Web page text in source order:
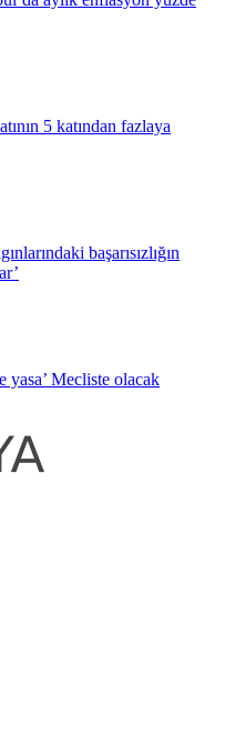
5 katından fazlaya
başarısızlığın
yasa’ Mecliste olacak